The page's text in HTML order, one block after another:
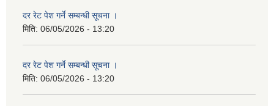
दर रेट पेश गर्ने सम्बन्धी सूचना ।
मिति: 06/05/2026 - 13:20
दर रेट पेश गर्ने सम्बन्धी सूचना ।
मिति: 06/05/2026 - 13:20